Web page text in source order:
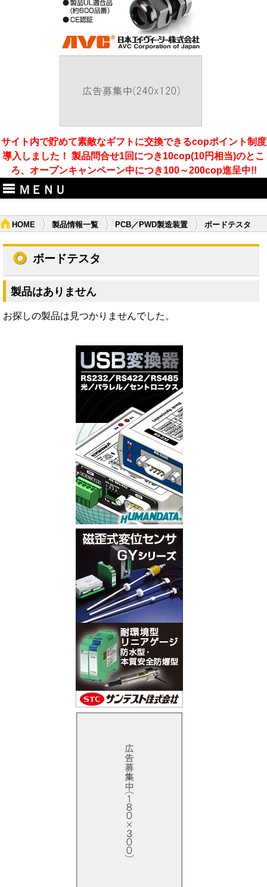
サイト内で貯めて素敵なギフトに交換できるcopポイント制度
導入しました！ 製品問合せ1回につき10cop(10円相当)のとこ
ろ、オープンキャンペーン中につき100～200cop進呈中!!
ＭＥＮＵ
HOME 製品情報一覧 PCB／PWD製造装置 ボードテスタ
ボードテスタ
製品はありません
お探しの製品は見つかりませんでした。